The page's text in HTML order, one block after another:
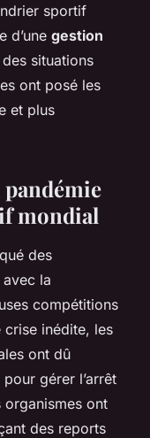
sportif
d’une gestion
situations
ont posé les
et plus
mondial
des
avec la
compétitions
crise inédite, les
ont dû
gérer l’arrêt
organismes ont
des reports